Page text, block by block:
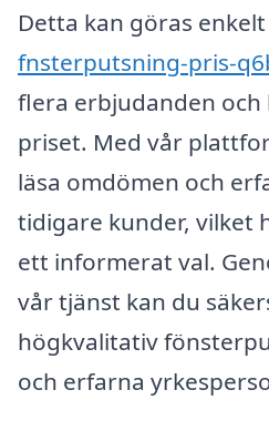
Detta kan göras enkelt
fnsterputsning-pris-
flera erbjudanden och
priset. Med vår
läsa omdömen och
tidigare kunder, vilket
ett informerat val.
vår tjänst kan du
högkvalitativ
och erfarna